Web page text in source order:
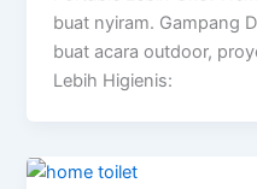
buat nyiram. Gampang
buat acara outdoor,
Lebih Higienis: